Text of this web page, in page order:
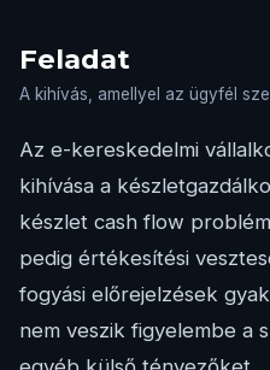
Feladat
A kihívás, amellyel az ügyfél
Az e-kereskedelmi
kihívása a
készlet cash flow
pedig értékesítési
fogyási előrejelzések
nem veszik figyelembe a